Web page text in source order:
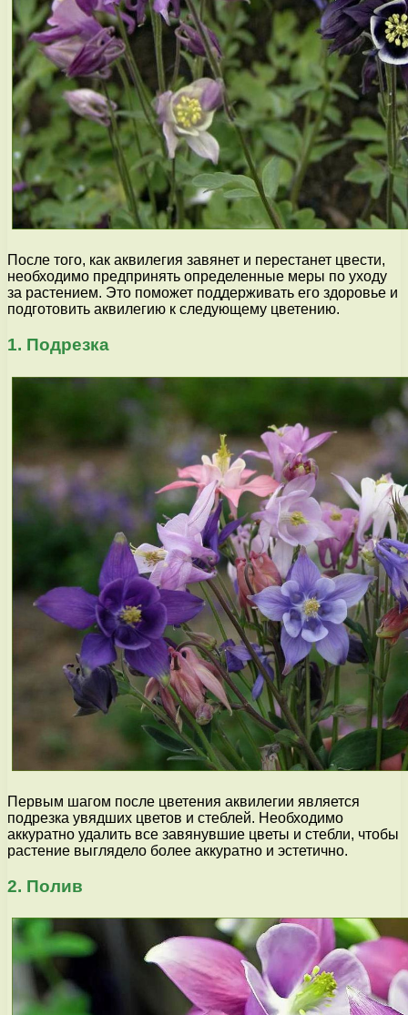
После того, как аквилегия завянет и перестанет цвести,
необходимо предпринять определенные меры по уходу
за растением. Это поможет поддерживать его здоровье и
подготовить аквилегию к следующему цветению.
1. Подрезка
Первым шагом после цветения аквилегии является
подрезка увядших цветов и стеблей. Необходимо
аккуратно удалить все завянувшие цветы и стебли, чтобы
растение выглядело более аккуратно и эстетично.
2. Полив